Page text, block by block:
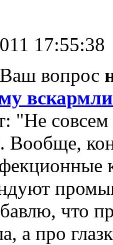
17:55:38
вопрос
"Не
Вообще,
что
а про